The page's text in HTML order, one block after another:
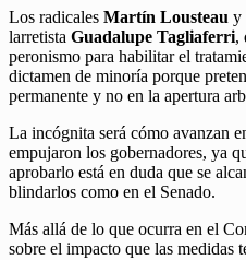
Los radicales Martín Lousteau y
larretista Guadalupe Tagliaferri,
peronismo para habilitar el
dictamen de minoría porque
permanente y no en la apertura
La incógnita será cómo avanzan
empujaron los gobernadores, ya
aprobarlo está en duda que se
blindarlos como en el Senado.
Más allá de lo que ocurra en el
sobre el impacto que las medidas